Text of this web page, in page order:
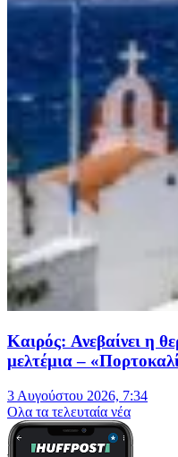
Καιρός: Ανεβαίνει η
μελτέμια –
3 Αυγούστου 2026, 7:34
Oλα τα τελευταία νέα